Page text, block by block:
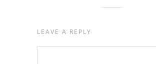
LEAVE A REPLY